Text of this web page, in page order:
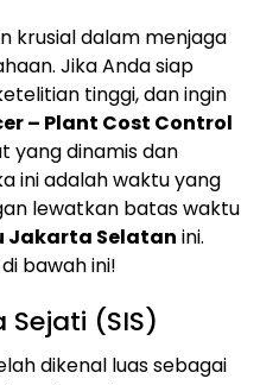
krusial dalam menjaga
Jika Anda siap
tinggi, dan ingin
– Plant Cost Control
yang dinamis dan
ini adalah waktu yang
lewatkan batas waktu
Jakarta Selatan ini.
bawah ini!
Sejati (SIS)
dikenal luas sebagai